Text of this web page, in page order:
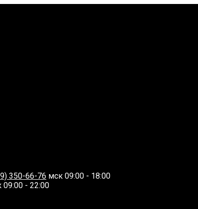
350-66-76 мск 09:00 - 18:00
09:00 - 22:00